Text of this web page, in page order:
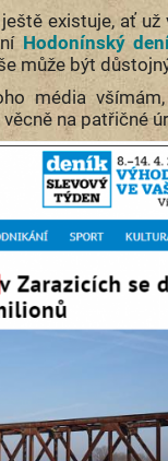
existuje, ať
Hodonínský
může být
média
na patřičné